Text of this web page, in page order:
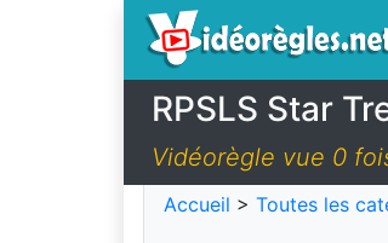
RPSLS Star
Vidéorègle vue 0
Accueil > Toutes les